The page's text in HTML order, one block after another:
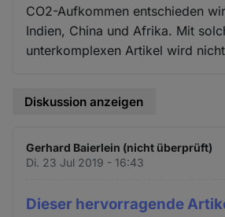
CO2-Aufkommen entschieden
Indien, China und Afrika. Mit
unterkomplexen Artikel wird
Diskussion anzeigen
Gerhard Baierlein (nicht überprüft)
Di. 23 Jul 2019 - 16:43
Dieser hervorragende